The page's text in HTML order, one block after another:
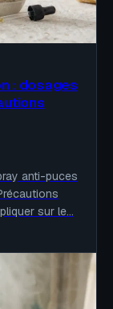
: dosages
anti-puces
sur le…